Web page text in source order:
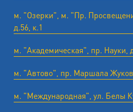
м. "Озерки", м. "Пр.
д.56, к.1
м. "Академическая", пр. Науки,
м. "Автово", пр. Маршала
м. "Международная", ул. Белы